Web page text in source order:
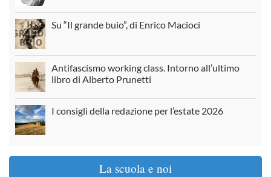
Su “Il grande buio”, di Enrico Macioci
Antifascismo working class. Intorno all’ultimo
libro di Alberto Prunetti
I consigli della redazione per l’estate 2026
La scuola e noi